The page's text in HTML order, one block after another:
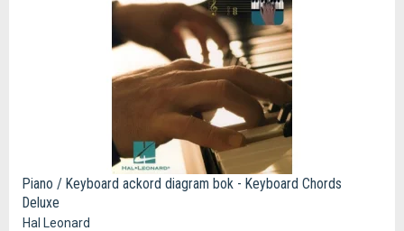
Piano / Keyboard ackord diagram bok - Keyboard Chords
Deluxe
Hal Leonard